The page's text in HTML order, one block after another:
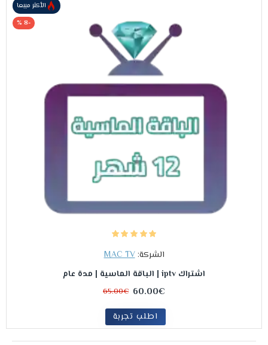
الأكثر مبيعا
-8 %
الشركة: MAC TV
اشتراك iptv | الباقة الماسية | مدة عام
60.00€
65.00€
اطلب تجربة